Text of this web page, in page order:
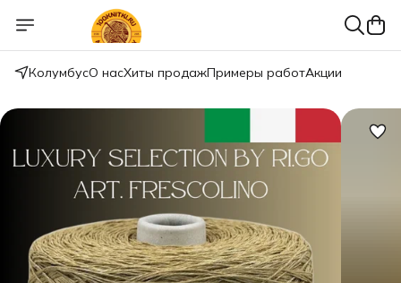
КолумбусО насХиты продажПримеры работАкции